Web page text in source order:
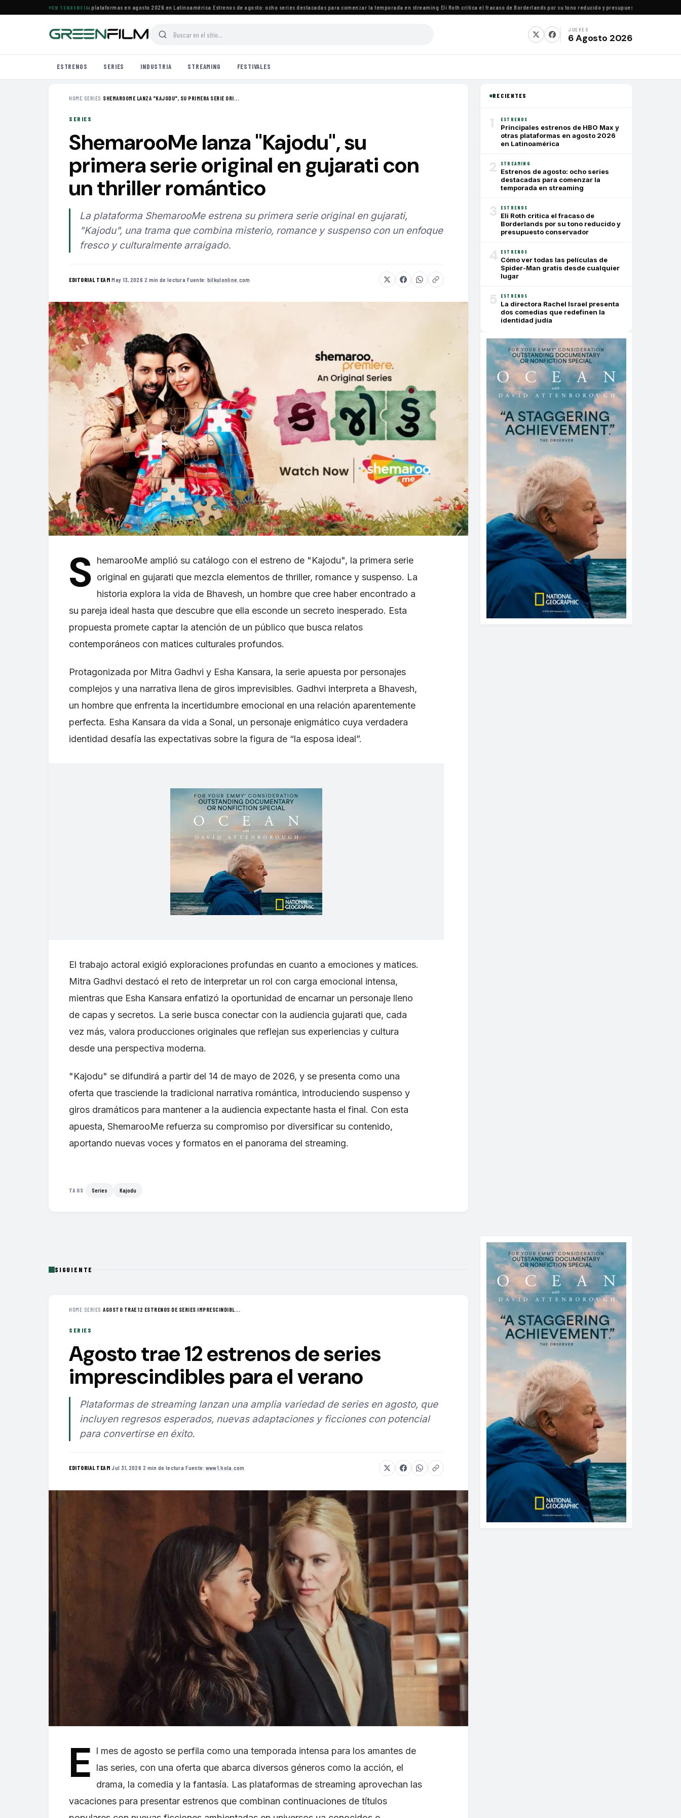
EN TENDENCIA
estrenos de HBO Max y otras plataformas en agosto 2026 en Latinoamérica·Estrenos de agosto: ocho series destacadas para comenzar la temporada en streaming·Eli Roth critica el fracaso de Borderlands por su tono reducido y presupuesto conservador
JUEVES
6 Agosto 2026
ESTRENOS SERIES INDUSTRIA STREAMING FESTIVALES
HOME› SERIES ›SHEMAROOME LANZA "KAJODU", SU PRIMERA SERIE ORI...
SERIES
ShemarooMe lanza "Kajodu", su
primera serie original en gujarati con
un thriller romántico
La plataforma ShemarooMe estrena su primera serie original en gujarati,
"Kajodu", una trama que combina misterio, romance y suspenso con un enfoque
fresco y culturalmente arraigado.
EDITORIAL TEAM·May 13, 2026·2 min de lectura·Fuente: bilkulonline.com
S hemarooMe amplió su catálogo con el estreno de "Kajodu", la primera serie
original en gujarati que mezcla elementos de thriller, romance y suspenso. La
historia explora la vida de Bhavesh, un hombre que cree haber encontrado a
su pareja ideal hasta que descubre que ella esconde un secreto inesperado. Esta
propuesta promete captar la atención de un público que busca relatos
contemporáneos con matices culturales profundos.
Protagonizada por Mitra Gadhvi y Esha Kansara, la serie apuesta por personajes
complejos y una narrativa llena de giros imprevisibles. Gadhvi interpreta a Bhavesh,
un hombre que enfrenta la incertidumbre emocional en una relación aparentemente
perfecta. Esha Kansara da vida a Sonal, un personaje enigmático cuya verdadera
identidad desafía las expectativas sobre la figura de “la esposa ideal”.
El trabajo actoral exigió exploraciones profundas en cuanto a emociones y matices.
Mitra Gadhvi destacó el reto de interpretar un rol con carga emocional intensa,
mientras que Esha Kansara enfatizó la oportunidad de encarnar un personaje lleno
de capas y secretos. La serie busca conectar con la audiencia gujarati que, cada
vez más, valora producciones originales que reflejan sus experiencias y cultura
desde una perspectiva moderna.
"Kajodu" se difundirá a partir del 14 de mayo de 2026, y se presenta como una
oferta que trasciende la tradicional narrativa romántica, introduciendo suspenso y
giros dramáticos para mantener a la audiencia expectante hasta el final. Con esta
apuesta, ShemarooMe refuerza su compromiso por diversificar su contenido,
aportando nuevas voces y formatos en el panorama del streaming.
TAGS Series Kajodu
RECIENTES
1 ESTRENOS
Principales estrenos de HBO Max y
otras plataformas en agosto 2026
en Latinoamérica
2 STREAMING
Estrenos de agosto: ocho series
destacadas para comenzar la
temporada en streaming
3 ESTRENOS
Eli Roth critica el fracaso de
Borderlands por su tono reducido y
presupuesto conservador
4 ESTRENOS
Cómo ver todas las películas de
Spider-Man gratis desde cualquier
lugar
5 ESTRENOS
La directora Rachel Israel presenta
dos comedias que redefinen la
identidad judía
SIGUIENTE
HOME› SERIES ›AGOSTO TRAE 12 ESTRENOS DE SERIES IMPRESCINDIBL...
SERIES
Agosto trae 12 estrenos de series
imprescindibles para el verano
Plataformas de streaming lanzan una amplia variedad de series en agosto, que
incluyen regresos esperados, nuevas adaptaciones y ficciones con potencial
para convertirse en éxito.
EDITORIAL TEAM·Jul 31, 2026·2 min de lectura·Fuente: www1.hola.com
E
l mes de agosto se perfila como una temporada intensa para los amantes de
las series, con una oferta que abarca diversos géneros como la acción, el
drama, la comedia y la fantasía. Las plataformas de streaming aprovechan las
vacaciones para presentar estrenos que combinan continuaciones de títulos